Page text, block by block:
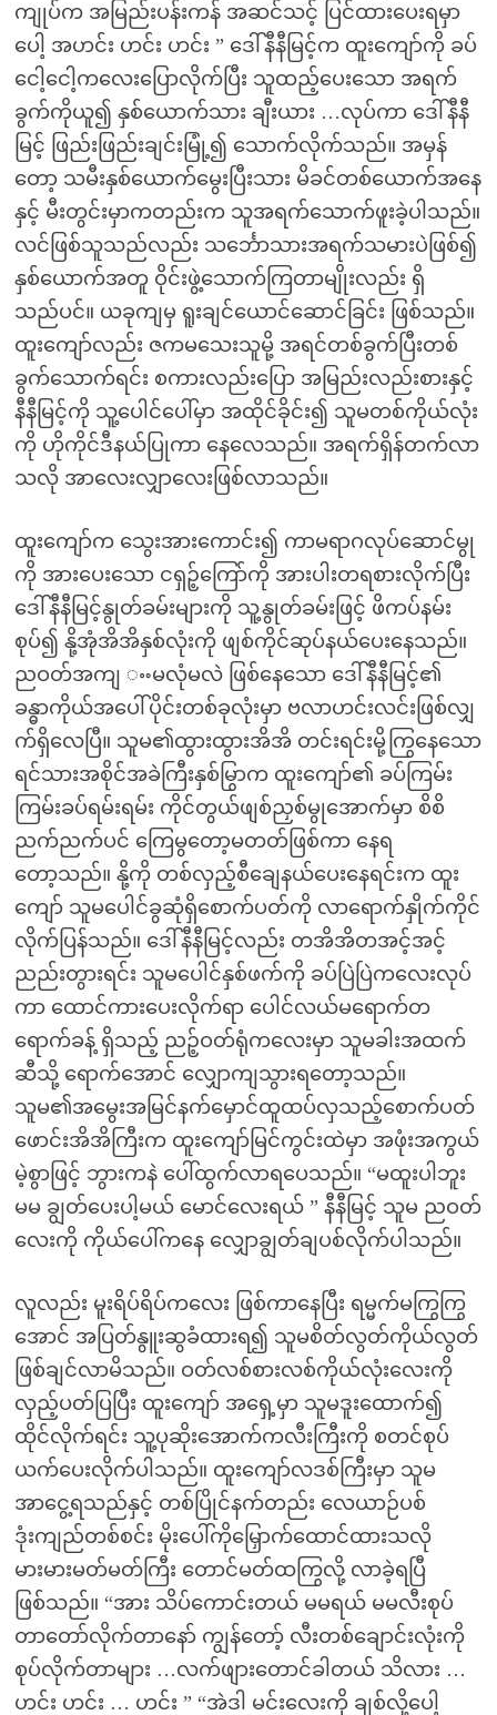
ကျုပ်က အမြည်းပန်းကန် အဆင်သင့် ပြင်ထားပေးရမှာ
ပေါ့ အဟင်း ဟင်း ဟင်း ” ဒေါ်နီနီမြင့်က ထူးကျော်ကို ခပ်
ငေါ့ငေါ့ကလေးပြောလိုက်ပြီး သူထည့်ပေးသော အရက်
ခွက်ကိုယူ၍ နှစ်ယောက်သား ချီးယား …လုပ်ကာ ဒေါ်နီနီ
မြင့် ဖြည်းဖြည်းချင်းမြုံ့၍ သောက်လိုက်သည်။ အမှန်
တော့ သမီးနှစ်ယောက်မွေးပြီးသား မိခင်တစ်ယောက်အနေ
နှင့် မီးတွင်းမှာကတည်းက သူအရက်သောက်ဖူးခဲ့ပါသည်။
လင်ဖြစ်သူသည်လည်း သင်္ဘောသားအရက်သမားပဲဖြစ်၍
နှစ်ယောက်အတူ ဝိုင်းဖွဲ့သောက်ကြတာမျိုးလည်း ရှိ
သည်ပင်။ ယခုကျမှ ရူးချင်ယောင်ဆောင်ခြင်း ဖြစ်သည်။
ထူးကျော်လည်း ဇကမသေးသူမို့ အရင်တစ်ခွက်ပြီးတစ်
ခွက်သောက်ရင်း စကားလည်းပြော အမြည်းလည်းစားနှင့်
နီနီမြင့်ကို သူ့ပေါင်ပေါ်မှာ အထိုင်ခိုင်း၍ သူမတစ်ကိုယ်လုံး
ကို ဟိုကိုင်ဒီနယ်ပြုကာ နေလေသည်။ အရက်ရှိန်တက်လာ
သလို အာလေးလျှာလေးဖြစ်လာသည်။
ထူးကျော်က သွေးအားကောင်း၍ ကာမရာဂလုပ်ဆောင်မွု
ကို အားပေးသော ငရှဉ့်ကြော်ကို အားပါးတရစားလိုက်ပြီး
ဒေါ်နီနီမြင့်နွုတ်ခမ်းများကို သူ့နွုတ်ခမ်းဖြင့် ဖိကပ်နမ်း
စုပ်၍ နို့အုံအိအိနှစ်လုံးကို ဖျစ်ကိုင်ဆုပ်နယ်ပေးနေသည်။
ညဝတ်အကျ ႌမလုံမလဲ ဖြစ်နေသော ဒေါ်နီနီမြင့်၏
ခန္ဓာကိုယ်အပေါ်ပိုင်းတစ်ခုလုံးမှာ ဗလာဟင်းလင်းဖြစ်လျှ
က်ရှိလေပြီ။ သူမ၏ထွားထွားအိအိ တင်းရင်းမို့ကြွနေသော
ရင်သားအစိုင်အခဲကြီးနှစ်မြွာက ထူးကျော်၏ ခပ်ကြမ်း
ကြမ်းခပ်ရမ်းရမ်း ကိုင်တွယ်ဖျစ်ညှစ်မွုအောက်မှာ စိစိ
ညက်ညက်ပင် ကြေမွတော့မတတ်ဖြစ်ကာ နေရ
တော့သည်။ နို့ကို တစ်လှည့်စီချေနယ်ပေးနေရင်းက ထူး
ကျော် သူမပေါင်ခွဆုံရှိစောက်ပတ်ကို လာရောက်နှိုက်ကိုင်
လိုက်ပြန်သည်။ ဒေါ်နီနီမြင့်လည်း တအိအိတအင့်အင့်
ညည်းတွားရင်း သူမပေါင်နှစ်ဖက်ကို ခပ်ပြဲပြဲကလေးလုပ်
ကာ ထောင်ကားပေးလိုက်ရာ ပေါင်လယ်မရောက်တ
ရောက်ခန့် ရှိသည့် ညဉ့်ဝတ်ရုံကလေးမှာ သူမခါးအထက်
ဆီသို့ ရောက်အောင် လျှောကျသွားရတော့သည်။
သူမ၏အမွေးအမြင်နက်မှောင်ထူထပ်လှသည့်စောက်ပတ်
ဖောင်းအိအိကြီးက ထူးကျော်မြင်ကွင်းထဲမှာ အဖုံးအကွယ်
မဲ့စွာဖြင့် ဘွားကနဲ ပေါ်ထွက်လာရပေသည်။ “မထူးပါဘူး
မမ ချွတ်ပေးပါ့မယ် မောင်လေးရယ် ” နီနီမြင့် သူမ ညဝတ်
လေးကို ကိုယ်ပေါ်ကနေ လျှောချွတ်ချပစ်လိုက်ပါသည်။
လူလည်း မူးရိပ်ရိပ်ကလေး ဖြစ်ကာနေပြီး ရမ္မက်မကြွကြွ
အောင် အပြတ်နွူးဆွခံထားရ၍ သူမစိတ်လွတ်ကိုယ်လွတ်
ဖြစ်ချင်လာမိသည်။ ဝတ်လစ်စားလစ်ကိုယ်လုံးလေးကို
လှည့်ပတ်ပြပြီး ထူးကျော် အရှေ့မှာ သူမဒူးထောက်၍
ထိုင်လိုက်ရင်း သူ့ပုဆိုးအောက်ကလီးကြီးကို စတင်စုပ်
ယက်ပေးလိုက်ပါသည်။ ထူးကျော်လဒစ်ကြီးမှာ သူမ
အာငွေ့ရသည်နှင့် တစ်ပြိုင်နက်တည်း လေယာဉ်ပစ်
ဒုံးကျည်တစ်စင်း မိုးပေါ်ကိုမြှောက်ထောင်ထားသလို
မားမားမတ်မတ်ကြီး တောင်မတ်ထကြွလို့ လာခဲ့ရပြီ
ဖြစ်သည်။ “အား သိပ်ကောင်းတယ် မမရယ် မမလီးစုပ်
တာတော်လိုက်တာနော် ကျွန်တော့် လီးတစ်ချောင်းလုံးကို
စုပ်လိုက်တာများ …လက်ဖျားတောင်ခါတယ် သိလား …
ဟင်း ဟင်း … ဟင်း ” “အဲဒါ မင်းလေးကို ချစ်လို့ပေါ့